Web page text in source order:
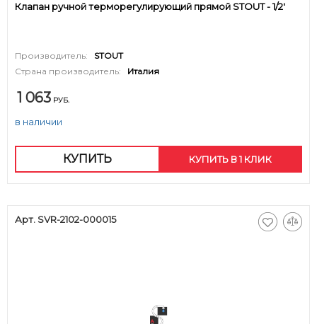
Клапан ручной терморегулирующий прямой STOUT - 1/2'
Производитель:
STOUT
Страна производитель:
Италия
1 063 РУБ.
в наличии
КУПИТЬ КУПИТЬ В 1 КЛИК
Арт. SVR-2102-000015